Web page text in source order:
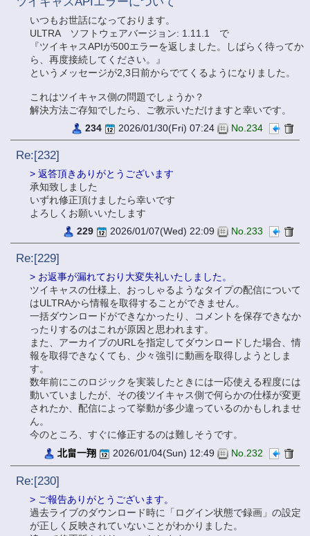
いつもお世話になっております。
ULTRA ソフトウェアバージョン: 1.11.1 で
『ツイキャスAPIが500エラーを返しました。しばらく待ってか
ら、再度接続してください。』
というメッセージが2,3日前からでてくるようになりました。
これはツイキャス側の問題でしょうか？
解決方法ご存知でしたら、ご教示いただけますと幸いです。
234
2026/01/30(Fri) 07:24 No.234
Re:[232]
> 返答頂きありがとうございます
承知致しました
いずれ修正頂けましたら幸いです
よろしくお願いいたします
229
2026/01/07(Wed) 22:09 No.233
Re:[229]
> お返事が漏れており大変失礼いたしました。
ツイキャスの仕様上、おっしゃるようなタイプの配信について
はULTRAから情報を取得することができません。
一括ダウンロードができなかったり、コメントを保存できなか
ったりするのはこれが原因と思われます。
また、アーカイブのURLを指定してダウンロードした場合、情
報を取得できなくても、少々強引に動画を取得しようとしま
す。
数年前にこのロジックを実装したときには一応使える程度には
動いていましたが、その後ツイキャス側で何らかの仕様が変更
されたか、配信によって挙動が多少違っているのかもしれませ
ん。
今のところ、すぐに修正するのは難しそうです。
北畠一翔
2026/01/04(Sun) 12:49 No.232
Re:[230]
> ご報告ありがとうございます。
過去ライブのダウンロード時に「ログイン状態で録画」の設定
が正しく反映されていないことがわかりました。